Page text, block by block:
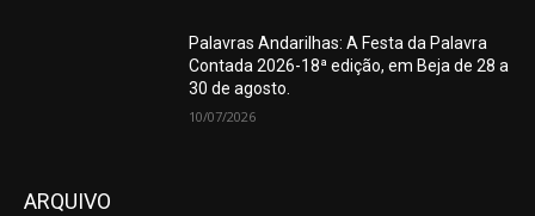
Palavras Andarilhas: A Festa da Palavra
Contada 2026-18ª edição, em Beja de 28 a
30 de agosto.
10/07/2026
ARQUIVO